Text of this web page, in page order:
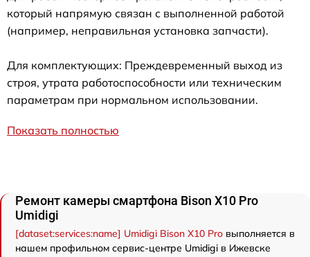
который напрямую связан с выполненной работой
(например, неправильная установка запчасти).
Для комплектующих: Преждевременный выход из
строя, утрата работоспособности или техническим
параметрам при нормальном использовании.
Показать полностью
Ремонт камеры смартфона Bison X10 Pro
Umidigi
[dataset:services:name] Umidigi Bison X10 Pro выполняется в
нашем профильном сервис-центре Umidigi в Ижевске